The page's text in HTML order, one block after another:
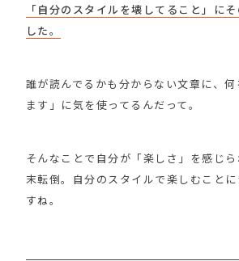
「自分のスタイルを壊してること」に
した。
誰が読んでるかも分からない文章に、何
ます」に気を使ってるんだって。
そんなことで自分が「楽しさ」を感じ
末転倒。自分のスタイルで楽しむこと
すね。